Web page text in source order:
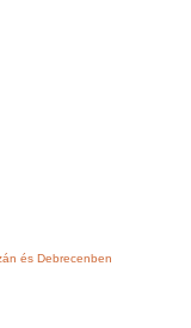
és Debrecenben